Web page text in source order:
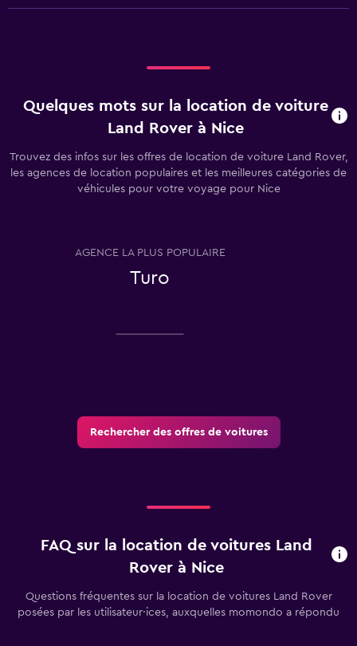
Quelques mots sur la location de voiture
Land Rover à Nice
Trouvez des infos sur les offres de location de voiture Land Rover,
les agences de location populaires et les meilleures catégories de
véhicules pour votre voyage pour Nice
AGENCE LA PLUS POPULAIRE
Turo
Rechercher des offres de voitures
FAQ sur la location de voitures Land
Rover à Nice
Questions fréquentes sur la location de voitures Land Rover
posées par les utilisateur·ices, auxquelles momondo a répondu